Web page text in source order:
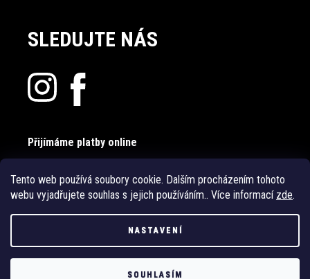
Tento web používá soubory cookie. Dalším procházením tohoto
webu vyjadřujete souhlas s jejich používáním.. Více informací zde.
NASTAVENÍ
SOUHLASÍM
SLEDUJTE NÁS
Přijímáme platby online
Vytvořil Shoptet